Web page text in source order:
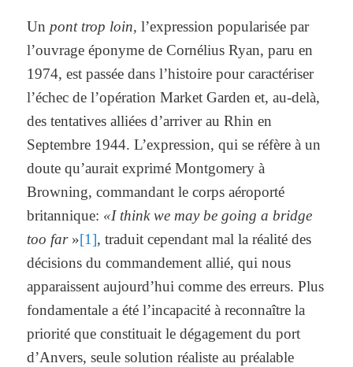
Unpont trop loin, l’expression popularisée par
l’ouvrage éponyme de Cornélius Ryan, paru en
1974, est passée dans l’histoire pour caractériser
l’échec de l’opération Market Garden et, au-delà,
des tentatives alliées d’arriver au Rhin en
Septembre 1944. L’expression, qui se réfère à un
doute qu’aurait exprimé Montgomery à
Browning, commandant le corps aéroporté
britannique: «I think we may be going a bridge
too far»[1], traduit cependant mal la réalité des
décisions du commandement allié, qui nous
apparaissent aujourd’hui comme des erreurs. Plus
fondamentale a été l’incapacité à reconnaître la
priorité que constituait le dégagement du port
d’Anvers, seule solution réaliste au préalable